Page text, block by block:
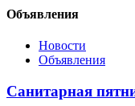
Объявления
Новости
Объявления
Санитарная